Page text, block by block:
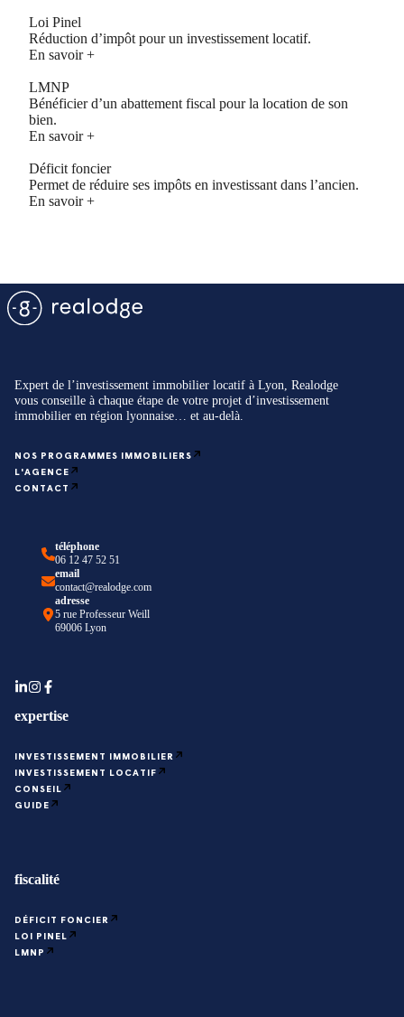
Loi Pinel
Réduction d’impôt pour un investissement locatif.
En savoir +
LMNP
Bénéficier d’un abattement fiscal pour la location de son
bien.
En savoir +
Déficit foncier
Permet de réduire ses impôts en investissant dans l’ancien.
En savoir +
Expert de l’investissement immobilier locatif à Lyon, Realodge
vous conseille à chaque étape de votre projet d’investissement
immobilier en région lyonnaise… et au-delà.
NOS PROGRAMMES IMMOBILIERS
L'AGENCE
CONTACT
téléphone
06 12 47 52 51
email
contact@realodge.com
adresse
5 rue Professeur Weill
69006 Lyon
expertise
INVESTISSEMENT IMMOBILIER
INVESTISSEMENT LOCATIF
CONSEIL
GUIDE
fiscalité
DÉFICIT FONCIER
LOI PINEL
LMNP